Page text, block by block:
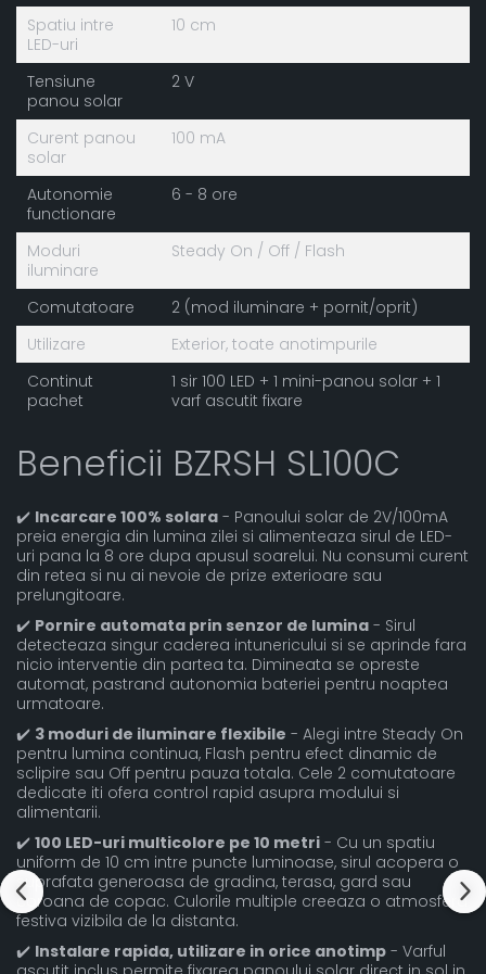
Spatiu intre
LED-uri
10 cm
Tensiune
panou solar
2 V
Curent panou
solar
100 mA
Autonomie
functionare
6 - 8 ore
Moduri
iluminare
Steady On / Off / Flash
Comutatoare
2 (mod iluminare + pornit/oprit)
Utilizare
Exterior, toate anotimpurile
Continut
pachet
1 sir 100 LED + 1 mini-panou solar + 1
varf ascutit fixare
Beneficii BZRSH SL100C
✔️ Incarcare 100% solara - Panoului solar de 2V/100mA
preia energia din lumina zilei si alimenteaza sirul de LED-
uri pana la 8 ore dupa apusul soarelui. Nu consumi curent
din retea si nu ai nevoie de prize exterioare sau
prelungitoare.
✔️ Pornire automata prin senzor de lumina - Sirul
detecteaza singur caderea intunericului si se aprinde fara
nicio interventie din partea ta. Dimineata se opreste
automat, pastrand autonomia bateriei pentru noaptea
urmatoare.
✔️ 3 moduri de iluminare flexibile - Alegi intre Steady On
pentru lumina continua, Flash pentru efect dinamic de
sclipire sau Off pentru pauza totala. Cele 2 comutatoare
dedicate iti ofera control rapid asupra modului si
alimentarii.
✔️ 100 LED-uri multicolore pe 10 metri - Cu un spatiu
uniform de 10 cm intre puncte luminoase, sirul acopera o
suprafata generoasa de gradina, terasa, gard sau
coroana de copac. Culorile multiple creeaza o atmosfera
festiva vizibila de la distanta.
✔️ Instalare rapida, utilizare in orice anotimp - Varful